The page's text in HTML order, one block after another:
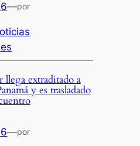
—por
llega extraditado a
y es trasladado
—por